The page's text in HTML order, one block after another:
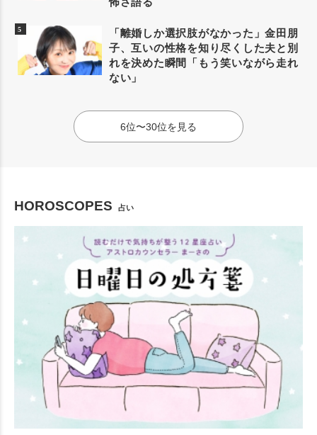
「離婚しか選択肢がなかった」金田朋
子、互いの性格を知り尽くした夫と別
れを決めた瞬間「もう笑いながら走れ
ない」
6位〜30位を見る
HOROSCOPES 占い